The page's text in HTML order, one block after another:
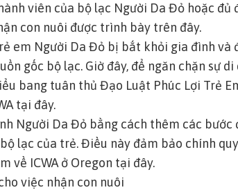
viên của bộ lạc Người Da Đỏ hoặc đủ
con nuôi được trình bày trên đây.
em Người Da Đỏ bị bắt khỏi gia đình và
gốc bộ lạc. Giờ đây, để ngăn chặn sự
bang tuân thủ Đạo Luật Phúc Lợi Trẻ
tại đây.
Người Da Đỏ bằng cách thêm các
lạc của trẻ. Điều này đảm bảo chính
về ICWA ở Oregon tại đây.
việc nhận con nuôi